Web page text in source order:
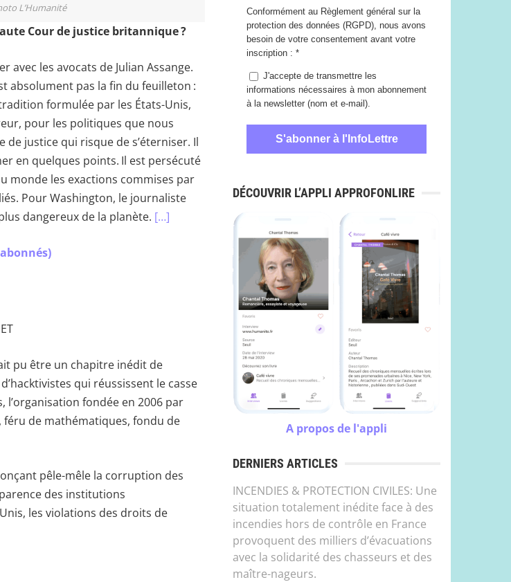
L’Humanité
Cour de justice britannique ?
avec les avocats de Julian Assange.
absolument pas la fin du feuilleton :
formulée par les États-Unis,
pour les politiques que nous
justice qui risque de s’éterniser. Il
en quelques points. Il est persécuté
monde les exactions commises par
Pour Washington, le journaliste
dangereux de la planète. […]
pu être un chapitre inédit de
qui réussissent le casse
l’organisation fondée en 2006 par
féru de mathématiques, fondu de
pêle-mêle la corruption des
des institutions
les violations des droits de
Conformément au Règlement général sur la
protection des données (RGPD), nous avons
besoin de votre consentement avant votre
inscription : *
J'accepte de transmettre les
informations nécessaires à mon abonnement
à la newsletter (nom et e-mail).
DÉCOUVRIR L’APPLI APPROFONLIRE
A propos de l'appli
DERNIERS ARTICLES
INCENDIES & PROTECTION CIVILES: Une
situation totalement inédite face à des
incendies hors de contrôle en France
provoquent des milliers d’évacuations
avec la solidarité des chasseurs et des
maître-nageurs.